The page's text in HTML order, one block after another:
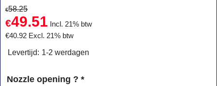
€58.25
€49.51
Incl. 21% btw
€40.92 Excl. 21% btw
Levertijd: 1-2 werdagen
Nozzle opening ? *